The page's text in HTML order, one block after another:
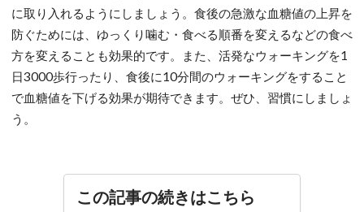
に取り入れるようにしましょう。食後の急激な血糖値の上昇を
防ぐためには、ゆっくり噛む・食べる順番を変えるなどの食べ
方を変えることも効果的です。また、活発なウォーキングを1
日3000歩行ったり、食後に10分間のウォーキングをすること
で血糖値を下げる効果が期待できます。ぜひ、習慣にしましょ
う。
この記事の続きはこちら